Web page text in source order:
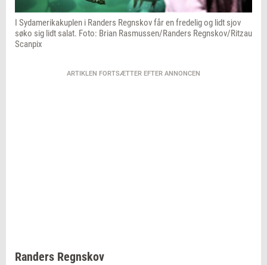
I Sydamerikakuplen i Randers Regnskov får en fredelig og lidt sjov
søko sig lidt salat. Foto: Brian Rasmussen/Randers Regnskov/Ritzau
Scanpix
ARTIKLEN FORTSÆTTER EFTER ANNONCEN
Randers Regnskov